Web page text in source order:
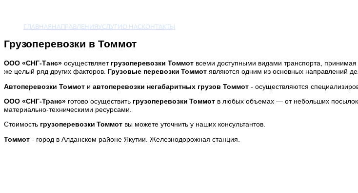
ГЛАВНАЯНАПРАВЛЕНИЯУСЛУГИО НАСКОНТАКТЫ
Грузоперевозки в Томмот
ООО «СНГ-Танс» осуществляет грузоперевозки Томмот всеми доступными видами транспорта, принимая
же целый ряд других факторов. Грузовые перевозки Томмот являются одним из основных направлений
Автоперевозки Томмот и автоперевозки негабаритных грузов Томмот - осуществляются
ООО «СНГ-Транс» готово осуществить грузоперевозки Томмот в любых объемах — от небольших
материально-техническими ресурсами.
Стоимость грузоперевозки Томмот вы можете уточнить у наших консультантов.
Томмот - город в Алданском районе Якутии. Железнодорожная станция.